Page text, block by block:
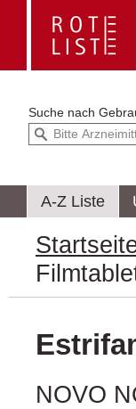
Suche nach
A-Z Liste
NOVO